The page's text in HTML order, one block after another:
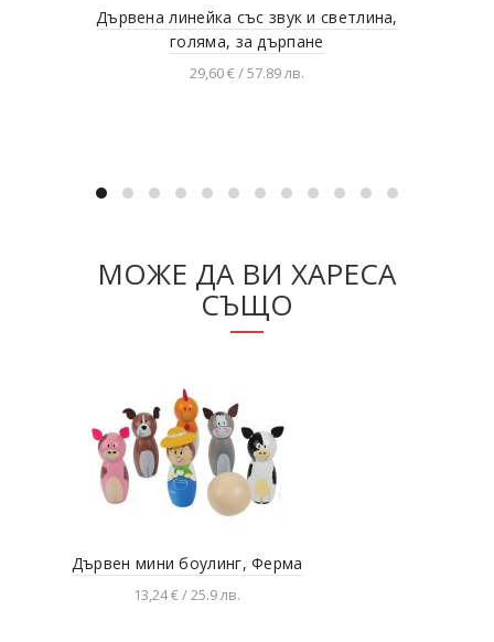
Дървена линейка със звук и светлина,
голяма, за дърпане
29,60 € / 57.89 лв.
МОЖЕ ДА ВИ ХАРЕСА
СЪЩО
Дървен мини боулинг, Ферма
13,24 € / 25.9 лв.